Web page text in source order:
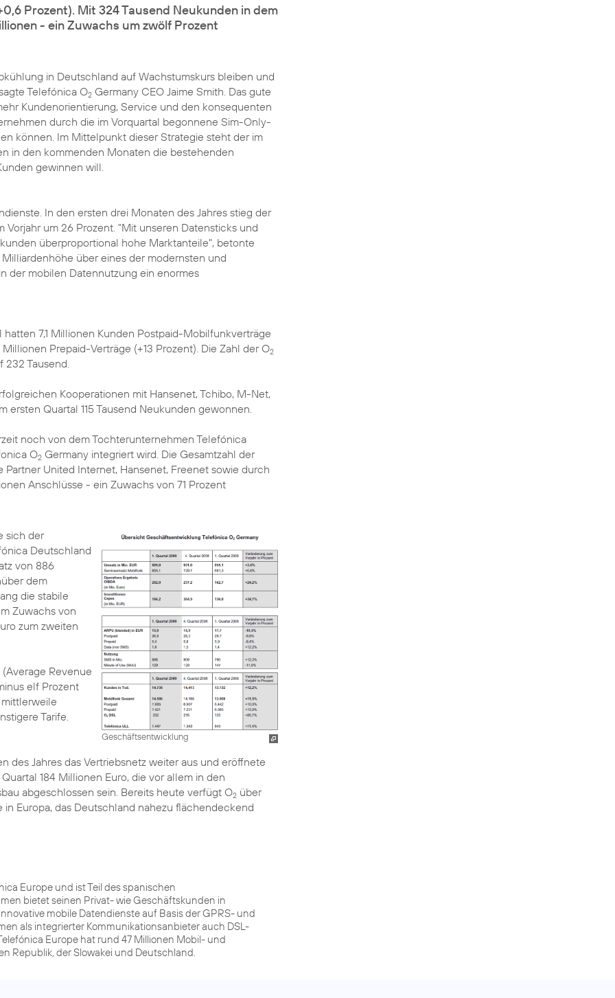
Prozent). Mit 324 Tausend Neukunden in dem
- ein Zuwachs um zwölf Prozent
in Deutschland auf Wachstumskurs bleiben und
Telefónica O2 Germany CEO Jaime Smith. Das gute
Kundenorientierung, Service und den konsequenten
durch die im Vorquartal begonnene Sim-Only-
können. Im Mittelpunkt dieser Strategie steht der im
in den kommenden Monaten die bestehenden
gewinnen will.
In den ersten drei Monaten des Jahres stieg der
um 26 Prozent. "Mit unseren Datensticks und
überproportional hohe Marktanteile", betonte
über eines der modernsten und
der mobilen Datennutzung ein enormes
7,1 Millionen Kunden Postpaid-Mobilfunkverträge
Prepaid-Verträge (+13 Prozent). Die Zahl der O2
232 Tausend.
Kooperationen mit Hansenet, Tchibo, M-Net,
Quartal 115 Tausend Neukunden gewonnen.
noch von dem Tochterunternehmen Telefónica
O2 Germany integriert wird. Die Gesamtzahl der
United Internet, Hansenet, Freenet sowie durch
Anschlüsse - ein Zuwachs von 71 Prozent
Geschäftsentwicklung
sich der
Deutschland
von 886
dem
die stabile
Zuwachs von
zum zweiten
Revenue
elf Prozent
Tarife.
des Jahres das Vertriebsnetz weiter aus und eröffnete
184 Millionen Euro, die vor allem in den
abgeschlossen sein. Bereits heute verfügt O2 über
Europa, das Deutschland nahezu flächendeckend
Europe und ist Teil des spanischen
bietet seinen Privat- wie Geschäftskunden in
mobile Datendienste auf Basis der GPRS- und
als integrierter Kommunikationsanbieter auch DSL-
Europe hat rund 47 Millionen Mobil- und
Republik, der Slowakei und Deutschland.